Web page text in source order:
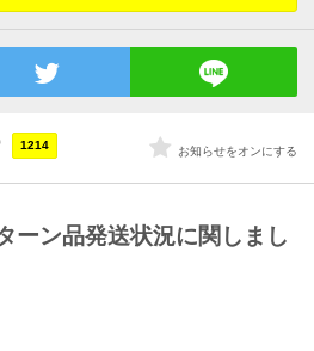
1214 お知らせをオンにする
ーン品発送状況に関しまし